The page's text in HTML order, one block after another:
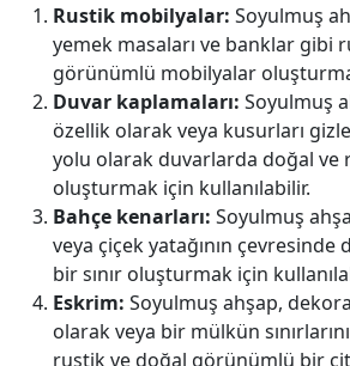
Rustik mobilyalar: Soyulmuş
yemek masaları ve banklar gibi
görünümlü mobilyalar
Duvar kaplamaları: Soyulmuş
özellik olarak veya kusurları
yolu olarak duvarlarda doğal
oluşturmak için kullanılabilir.
Bahçe kenarları: Soyulmuş
veya çiçek yatağının
bir sınır oluşturmak için
Eskrim: Soyulmuş ahşap,
olarak veya bir mülkün
rustik ve doğal görünümlü bir